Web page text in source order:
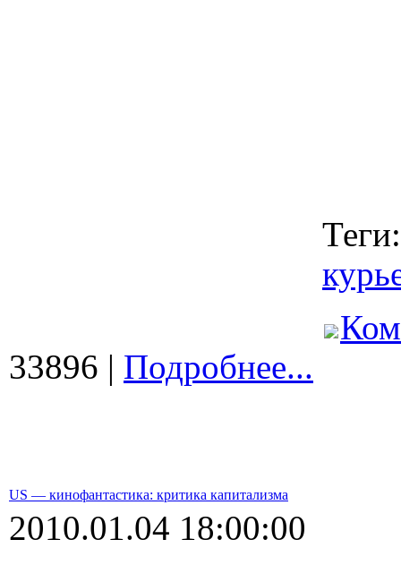
33896 | Подробнее...
US — кинофантастика: критика капитализма
2010.01.04 18:00:00